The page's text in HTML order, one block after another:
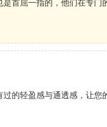
首屈一指的，他们在专门
的轻盈感与通透感，让您